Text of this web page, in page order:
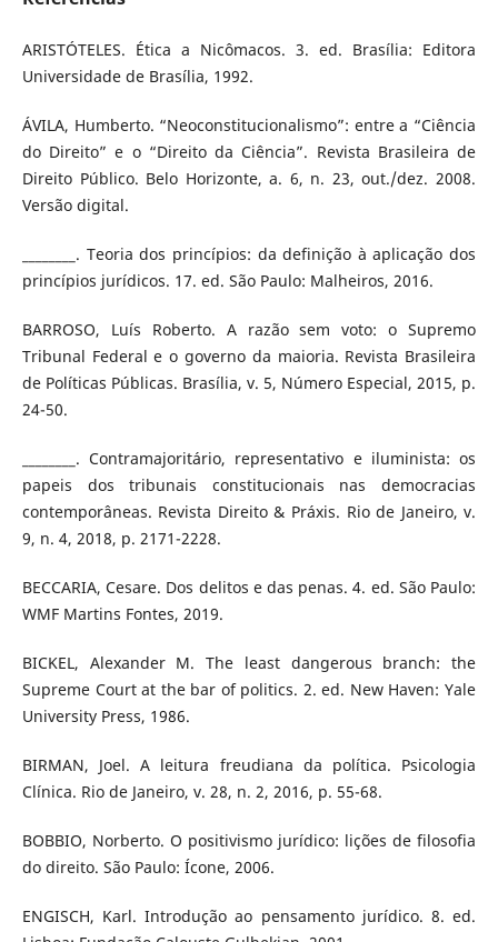
ARISTÓTELES. Ética a Nicômacos. 3. ed. Brasília: Editora
Universidade de Brasília, 1992.
ÁVILA, Humberto. “Neoconstitucionalismo”: entre a “Ciência
do Direito” e o “Direito da Ciência”. Revista Brasileira de
Direito Público. Belo Horizonte, a. 6, n. 23, out./dez. 2008.
Versão digital.
________. Teoria dos princípios: da definição à aplicação dos
princípios jurídicos. 17. ed. São Paulo: Malheiros, 2016.
BARROSO, Luís Roberto. A razão sem voto: o Supremo
Tribunal Federal e o governo da maioria. Revista Brasileira
de Políticas Públicas. Brasília, v. 5, Número Especial, 2015, p.
24-50.
________. Contramajoritário, representativo e iluminista: os
papeis dos tribunais constitucionais nas democracias
contemporâneas. Revista Direito & Práxis. Rio de Janeiro, v.
9, n. 4, 2018, p. 2171-2228.
BECCARIA, Cesare. Dos delitos e das penas. 4. ed. São Paulo:
WMF Martins Fontes, 2019.
BICKEL, Alexander M. The least dangerous branch: the
Supreme Court at the bar of politics. 2. ed. New Haven: Yale
University Press, 1986.
BIRMAN, Joel. A leitura freudiana da política. Psicologia
Clínica. Rio de Janeiro, v. 28, n. 2, 2016, p. 55-68.
BOBBIO, Norberto. O positivismo jurídico: lições de filosofia
do direito. São Paulo: Ícone, 2006.
ENGISCH, Karl. Introdução ao pensamento jurídico. 8. ed.